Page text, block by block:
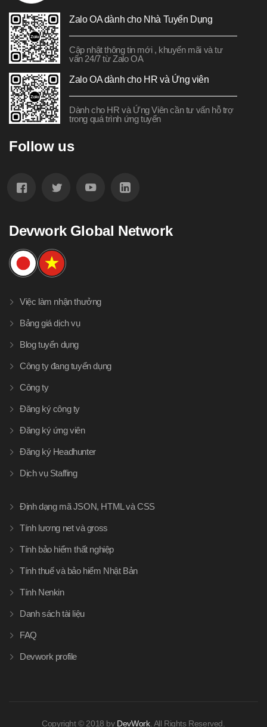
Zalo OA dành cho Nhà Tuyển Dụng
Cập nhật thông tin mới , khuyến mãi và tư
vấn 24/7 từ Zalo OA
Zalo OA dành cho HR và Ứng viên
Dành cho HR và Ứng Viên cần tư vấn hỗ trợ
trong quá trình ứng tuyển
Follow us
Devwork Global Network
Việc làm nhận thưởng
Bảng giá dịch vụ
Blog tuyển dụng
Công ty đang tuyển dụng
Công ty
Đăng ký công ty
Đăng ký ứng viên
Đăng ký Headhunter
Dịch vụ Staffing
Định dạng mã JSON, HTML và CSS
Tính lương net và gross
Tính bảo hiểm thất nghiệp
Tính thuế và bảo hiểm Nhật Bản
Tính Nenkin
Danh sách tài liệu
FAQ
Devwork profile
Copyright © 2018 by DevWork. All Rights Reserved.